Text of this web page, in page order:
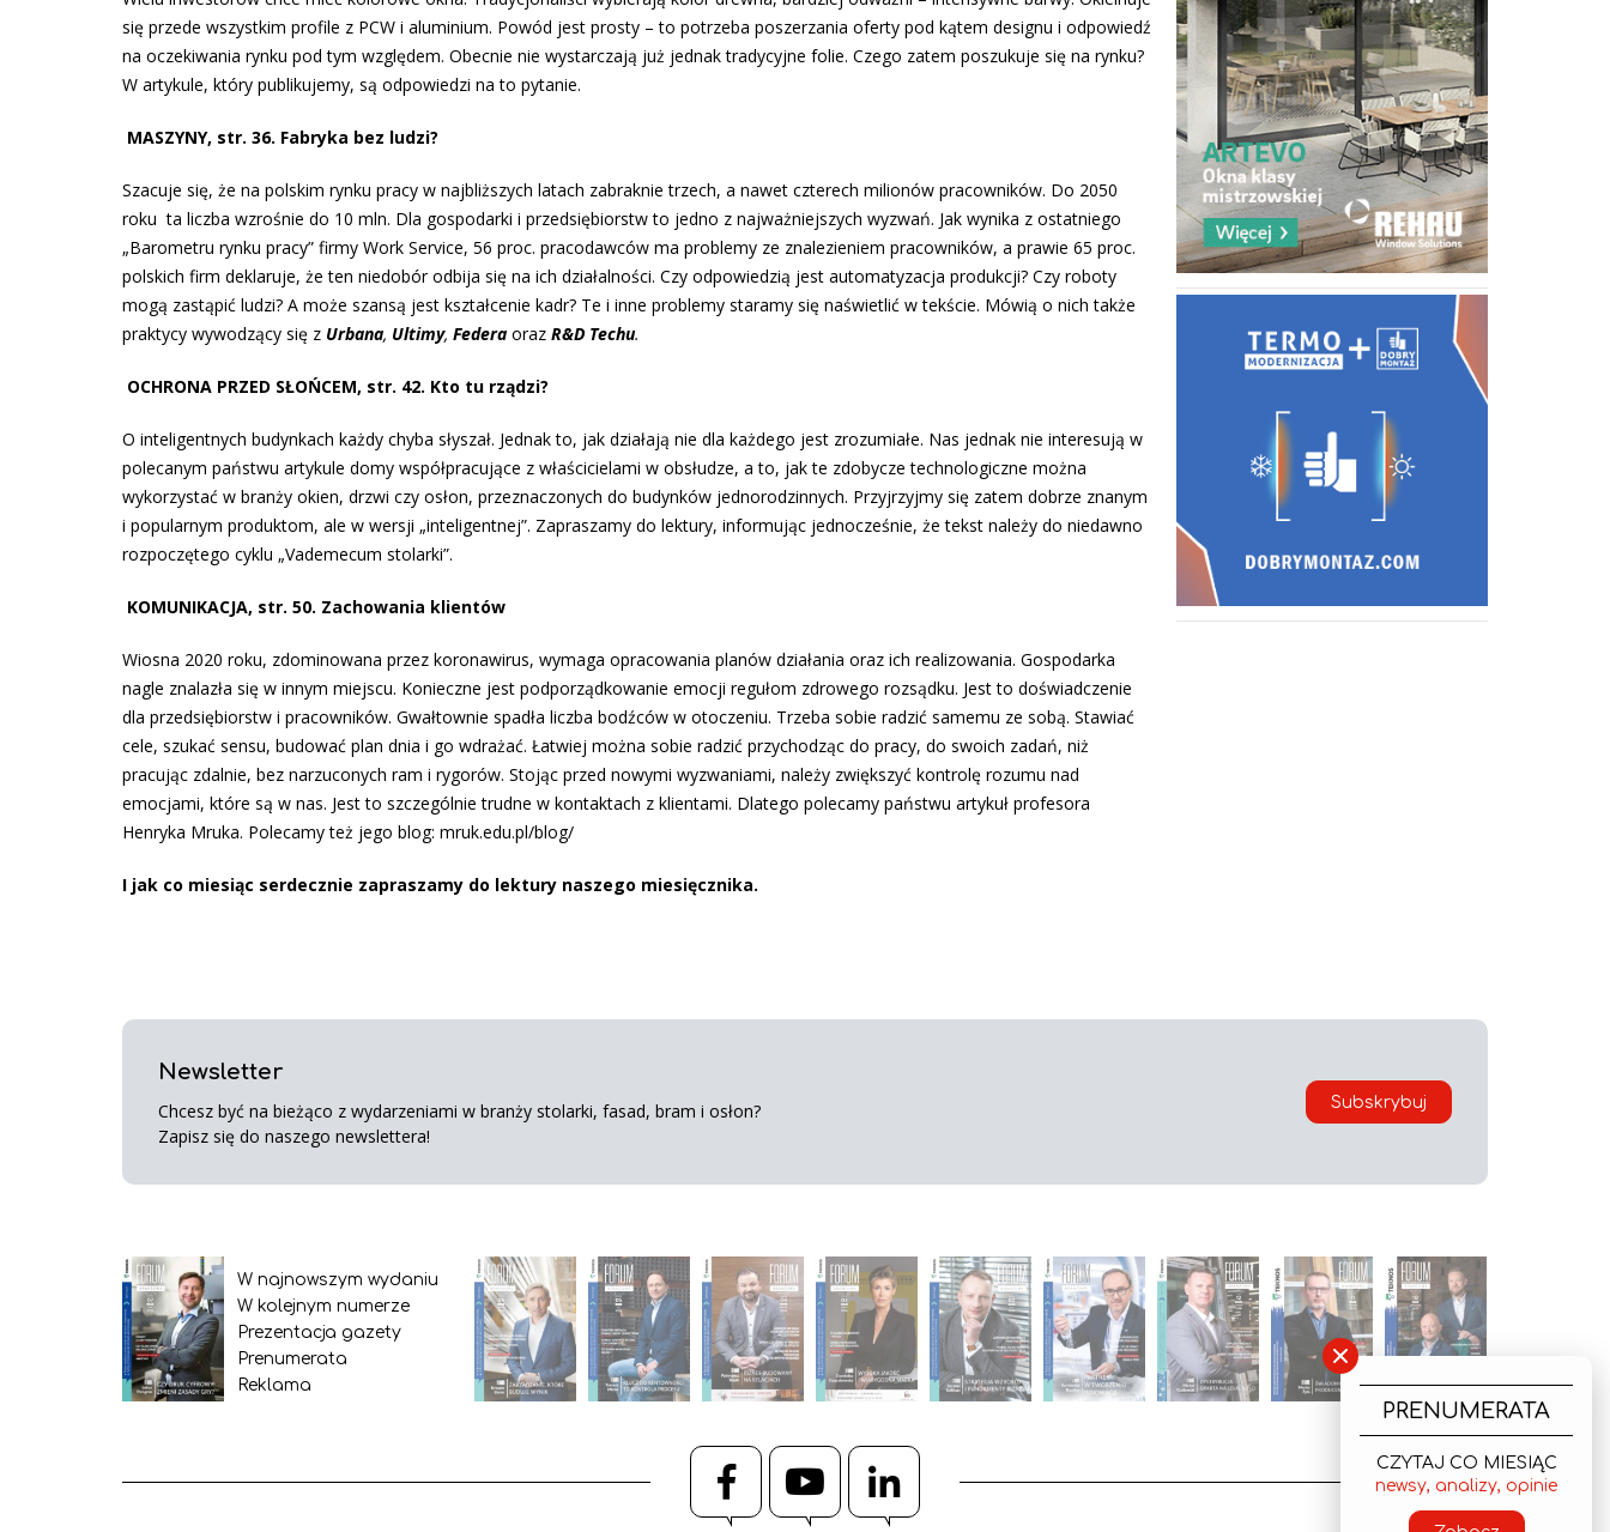
się przede wszystkim profile z PCW i aluminium. Powód jest prosty – to potrzeba poszerzania oferty pod kątem designu i odpowiedź
na oczekiwania rynku pod tym względem. Obecnie nie wystarczają już jednak tradycyjne folie. Czego zatem poszukuje się na rynku?
W artykule, który publikujemy, są odpowiedzi na to pytanie.
MASZYNY, str. 36. Fabryka bez ludzi?
Szacuje się, że na polskim rynku pracy w najbliższych latach zabraknie trzech, a nawet czterech milionów pracowników. Do 2050
roku ta liczba wzrośnie do 10 mln. Dla gospodarki i przedsiębiorstw to jedno z najważniejszych wyzwań. Jak wynika z ostatniego
„Barometru rynku pracy” firmy Work Service, 56 proc. pracodawców ma problemy ze znalezieniem pracowników, a prawie 65 proc.
polskich firm deklaruje, że ten niedobór odbija się na ich działalności. Czy odpowiedzią jest automatyzacja produkcji? Czy roboty
mogą zastąpić ludzi? A może szansą jest kształcenie kadr? Te i inne problemy staramy się naświetlić w tekście. Mówią o nich także
praktycy wywodzący się z Urbana, Ultimy, Federa oraz R&D Techu.
OCHRONA PRZED SŁOŃCEM, str. 42. Kto tu rządzi?
O inteligentnych budynkach każdy chyba słyszał. Jednak to, jak działają nie dla każdego jest zrozumiałe. Nas jednak nie interesują w
polecanym państwu artykule domy współpracujące z właścicielami w obsłudze, a to, jak te zdobycze technologiczne można
wykorzystać w branży okien, drzwi czy osłon, przeznaczonych do budynków jednorodzinnych. Przyjrzyjmy się zatem dobrze znanym
i popularnym produktom, ale w wersji „inteligentnej”. Zapraszamy do lektury, informując jednocześnie, że tekst należy do niedawno
rozpoczętego cyklu „Vademecum stolarki”.
KOMUNIKACJA, str. 50. Zachowania klientów
Wiosna 2020 roku, zdominowana przez koronawirus, wymaga opracowania planów działania oraz ich realizowania. Gospodarka
nagle znalazła się w innym miejscu. Konieczne jest podporządkowanie emocji regułom zdrowego rozsądku. Jest to doświadczenie
dla przedsiębiorstw i pracowników. Gwałtownie spadła liczba bodźców w otoczeniu. Trzeba sobie radzić samemu ze sobą. Stawiać
cele, szukać sensu, budować plan dnia i go wdrażać. Łatwiej można sobie radzić przychodząc do pracy, do swoich zadań, niż
pracując zdalnie, bez narzuconych ram i rygorów. Stojąc przed nowymi wyzwaniami, należy zwiększyć kontrolę rozumu nad
emocjami, które są w nas. Jest to szczególnie trudne w kontaktach z klientami. Dlatego polecamy państwu artykuł profesora
Henryka Mruka. Polecamy też jego blog: mruk.edu.pl/blog/
I jak co miesiąc serdecznie zapraszamy do lektury naszego miesięcznika.
Newsletter
Chcesz być na bieżąco z wydarzeniami w branży stolarki, fasad, bram i osłon?
Zapisz się do naszego newslettera!
Subskrybuj
W najnowszym wydaniu
W kolejnym numerze
Prezentacja gazety
Prenumerata
Reklama
FacebookYouTube
LinkedIn
×
PRENUMERATA
CZYTAJ CO MIESIĄC
newsy, analizy, opinie